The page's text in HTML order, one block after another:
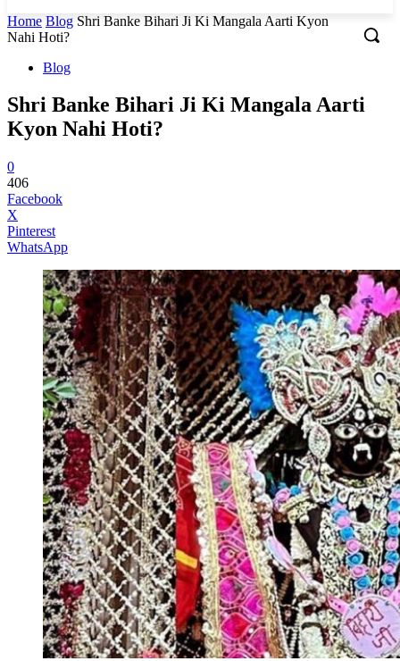
Home Blog Shri Banke Bihari Ji Ki Mangala Aarti Kyon
Nahi Hoti?
Blog
Shri Banke Bihari Ji Ki Mangala Aarti
Kyon Nahi Hoti?
0
406
Facebook
X
Pinterest
WhatsApp